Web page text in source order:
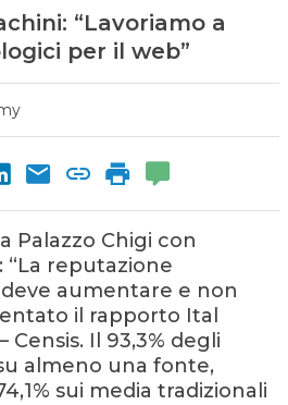
“Lavoriamo a
per il web”
Palazzo Chigi con
“La reputazione
aumentare e non
il rapporto Ital
Il 93,3% degli
almeno una fonte,
sui media tradizionali